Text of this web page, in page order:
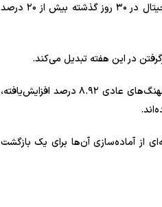
آخرین گزینه در فهرست این هفته، چین لینک (LINK) است که ماه سختی را سپری کرده است. این ارز دیجیتال در ۳۰ روز گذشته بیش از ۲۰ درصد
در این هفته تبدیل می‌کند.
علی‌رغم کاهش قیمت، انباشت توسط نهنگ‌ها در هفت روز گذشته افزایش چشمگیری داشته است. دارایی نهنگ‌های عادی ۸.۹۲ درصد افزایش‌یافته،
از آماده‌سازی آن‌ها برای یک بازگشت